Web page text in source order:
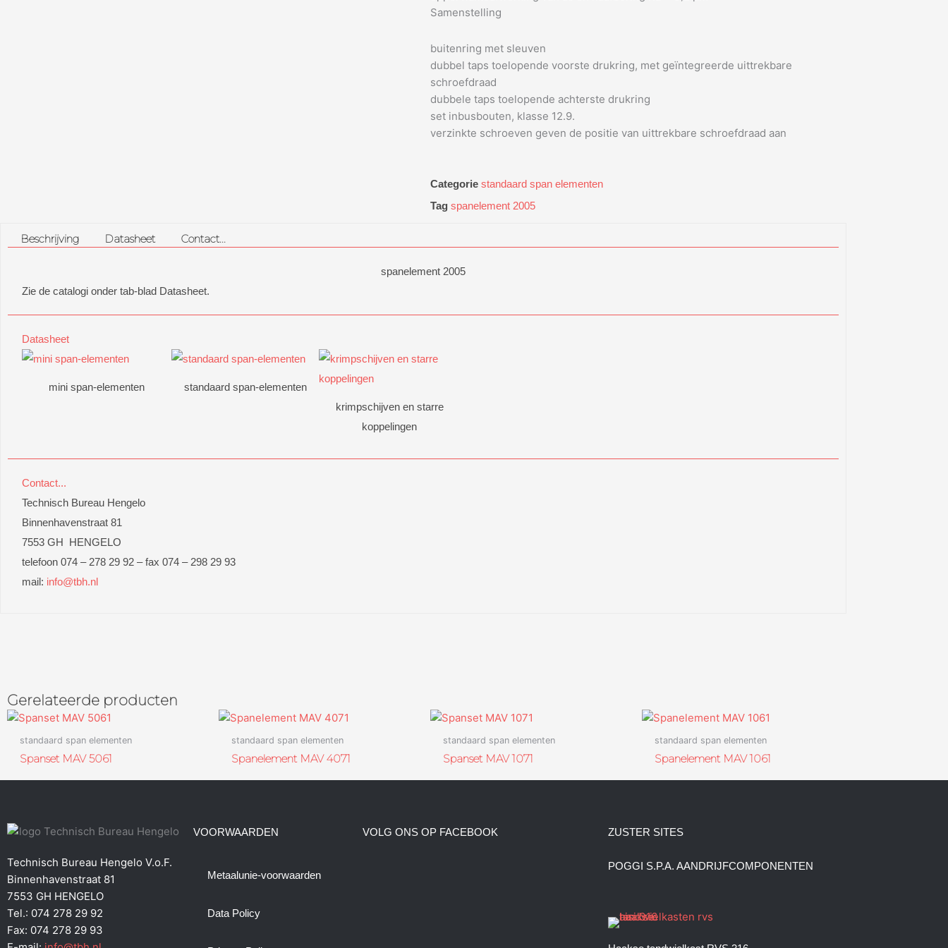
Samenstelling
buitenring met sleuven
dubbel taps toelopende voorste drukring, met geïntegreerde uittrekbare
schroefdraad
dubbele taps toelopende achterste drukring
set inbusbouten, klasse 12.9.
verzinkte schroeven geven de positie van uittrekbare schroefdraad aan
Categorie standaard span elementen
Tag spanelement 2005
Beschrijving Datasheet Contact...
spanelement 2005
Zie de catalogi onder tab-blad Datasheet.
Datasheet
mini span-elementen
standaard span-elementen
krimpschijven en starre
koppelingen
Contact...
Technisch Bureau Hengelo
Binnenhavenstraat 81
7553 GH HENGELO
telefoon 074 – 278 29 92 – fax 074 – 298 29 93
mail: info@tbh.nl
Gerelateerde producten
standaard span elementen
Spanset MAV 5061
standaard span elementen
Spanelement MAV 4071
standaard span elementen
Spanset MAV 1071
standaard span elementen
Spanelement MAV 1061
Technisch Bureau Hengelo V.o.F.
Binnenhavenstraat 81
7553 GH HENGELO
Tel.: 074 278 29 92
Fax: 074 278 29 93
VOORWAARDEN
Metaalunie-voorwaarden
Data Policy
VOLG ONS OP FACEBOOK ZUSTER SITES
POGGI S.P.A. AANDRIJFCOMPONENTEN